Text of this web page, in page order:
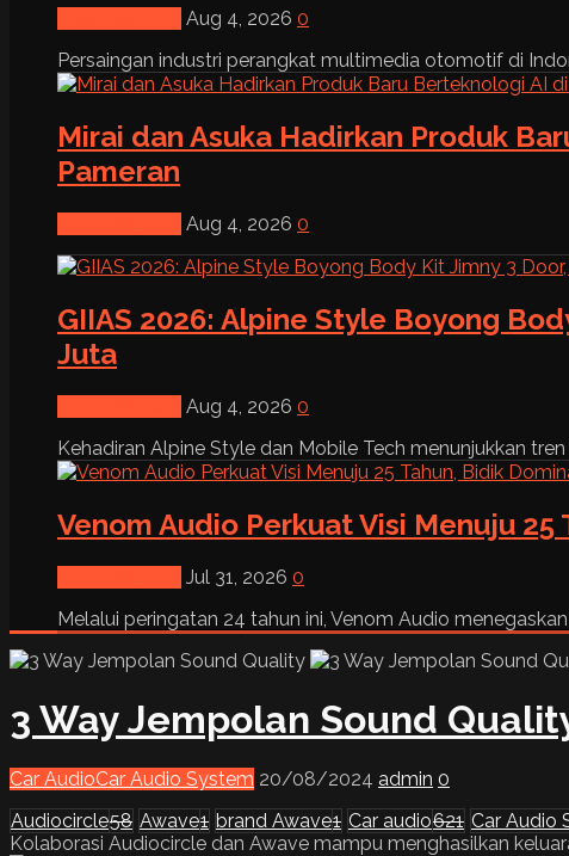
Aug 4, 2026 0
Persaingan industri perangkat multimedia otomotif di
Mirai dan Asuka Hadirkan Produk
Pameran
Aug 4, 2026 0
GIIAS 2026: Alpine Style Boyong
Juta
Aug 4, 2026 0
Kehadiran Alpine Style dan Mobile Tech menunjukkan tren
Venom Audio Perkuat Visi Menuju
Jul 31, 2026 0
Melalui peringatan 24 tahun ini, Venom Audio
3 Way Jempolan Sound
Car AudioCar Audio System 20/08/2024 admin 0
Audiocircle58 Awave1 brand Awave1 Car audio621 Car Audio
Kolaborasi Audiocircle dan Awave mampu menghasilkan